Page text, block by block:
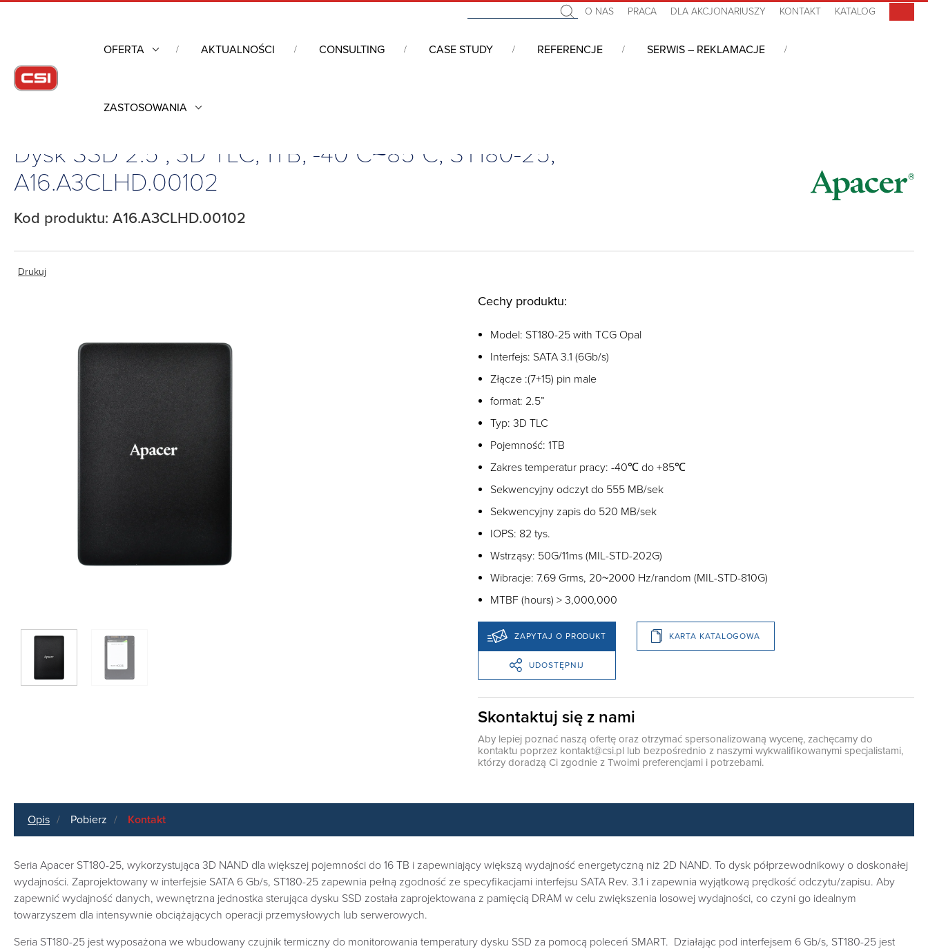
O NAS PRACA DLA AKCJONARIUSZY KONTAKT KATALOG
OFERTA AKTUALNOŚCI CONSULTING CASE STUDY REFERENCJE SERWIS – REKLAMACJE
ZASTOSOWANIA
Industrial Flash / Dyski SSD
Dysk SSD 2.5”, 3D TLC, 1TB, -40°C~85°C, ST180-25,
A16.A3CLHD.00102
Kod produktu: A16.A3CLHD.00102
Drukuj
Cechy produktu:
Model: ST180-25 with TCG Opal
Interfejs: SATA 3.1 (6Gb/s)
Złącze :(7+15) pin male
format: 2.5”
Typ: 3D TLC
Pojemność: 1TB
Zakres temperatur pracy: -40℃ do +85℃
Sekwencyjny odczyt do 555 MB/sek
Sekwencyjny zapis do 520 MB/sek
IOPS: 82 tys.
Wstrząsy: 50G/11ms (MIL-STD-202G)
Wibracje: 7.69 Grms, 20~2000 Hz/random (MIL-STD-810G)
MTBF (hours) > 3,000,000
ZAPYTAJ O PRODUKT KARTA KATALOGOWA
UDOSTĘPNIJ
Skontaktuj się z nami
Aby lepiej poznać naszą ofertę oraz otrzymać spersonalizowaną wycenę, zachęcamy do
kontaktu poprzez kontakt@csi.pl lub bezpośrednio z naszymi wykwalifikowanymi specjalistami,
którzy doradzą Ci zgodnie z Twoimi preferencjami i potrzebami.
Opis Pobierz Kontakt
Seria Apacer ST180-25, wykorzystująca 3D NAND dla większej pojemności do 16 TB i zapewniający większą wydajność energetyczną niż 2D NAND. To dysk półprzewodnikowy o doskonałej
wydajności. Zaprojektowany w interfejsie SATA 6 Gb/s, ST180-25 zapewnia pełną zgodność ze specyfikacjami interfejsu SATA Rev. 3.1 i zapewnia wyjątkową prędkość odczytu/zapisu. Aby
zapewnić wydajność danych, wewnętrzna jednostka sterująca dysku SSD została zaprojektowana z pamięcią DRAM w celu zwiększenia losowej wydajności, co czyni go idealnym
towarzyszem dla intensywnie obciążających operacji przemysłowych lub serwerowych.
Seria ST180-25 jest wyposażona we wbudowany czujnik termiczny do monitorowania temperatury dysku SSD za pomocą poleceń SMART. Działając pod interfejsem 6 Gb/s, ST180-25 jest